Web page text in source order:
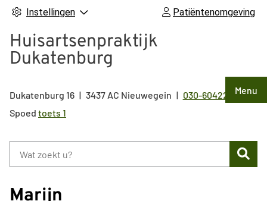
Instellingen Patiëntenomgeving
Huisartsenpraktijk
Dukatenburg
Menu
Dukatenburg 16 3437 AC Nieuwegein Tel:
030-6042211
Spoed toets 1
Marijn